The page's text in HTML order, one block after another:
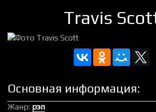
Travis
Основная информация:
Жанр: рэп